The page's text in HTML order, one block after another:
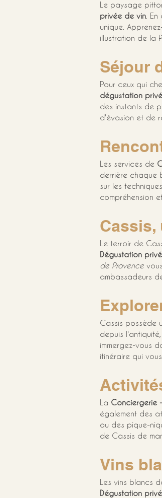
Le paysage
privée de vin .
unique.
illustration de la
Séjour
Pour ceux qui
dégustation
des instants de
d'évasion et de
Les services de
derrière chaque
sur les
compréhension
Le terroir de
Dégustation
de Provence
ambassadeurs
Cassis possède
depuis
immergez-vous
itinéraire qui
La Conciergerie
également des
ou des pique-
de Cassis de
Vins
Les vins blancs
Dégustation